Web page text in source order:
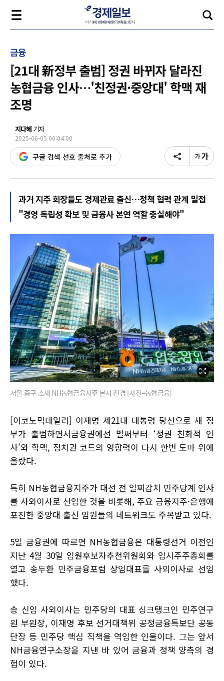
금융
[21대 新정부 출범] 정권 바뀌자 달라진
농협금융 인사…'친정권·중앙대' 학맥 재
조명
지다혜 기자
2025-06-05 06:04:00
구글 검색 선호 출처로 추가
과거 지주 회장들도 경제관료 출신…정책 협력 관계 밀접
"경영 독립성 확보 및 금융사 본연 역할 충실해야"
서울 중구 소재 NH농협금융지주 본사 전경 [사진=농협금융]
[이코노믹데일리] 이재명 제21대 대통령 당선으로 새 정
부가 출범하면서금융권에선 벌써부터 ‘정권 친화적 인
사’와 학맥, 정치권 코드의 영향력이 다시 한번 도마 위에
올랐다.
특히 NH농협금융지주가 대선 전 일찌감치 민주당계 인사
를 사외이사로 선임한 것을 비롯해, 주요 금융지주·은행에
포진한 중앙대 출신 임원들의 네트워크도 주목받고 있다.
5일 금융권에 따르면 NH농협금융은 대통령선거 이전인
지난 4월 30일 임원후보자추천위원회와 임시주주총회를
열고 송두환 민주금융포럼 상임대표를 사외이사로 선임
했다.
송 신임 사외이사는 민주당의 대표 싱크탱크인 민주연구
원 부원장, 이재명 후보 선거대책위 공정금융특보단 공동
단장 등 민주당 핵심 직책을 역임한 인물이다. 그는 앞서
NH금융연구소장을 지낸 바 있어 금융과 정책 양측의 경
험이 있다.